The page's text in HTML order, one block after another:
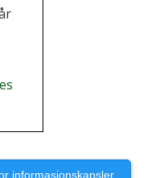
informasjonskapsler